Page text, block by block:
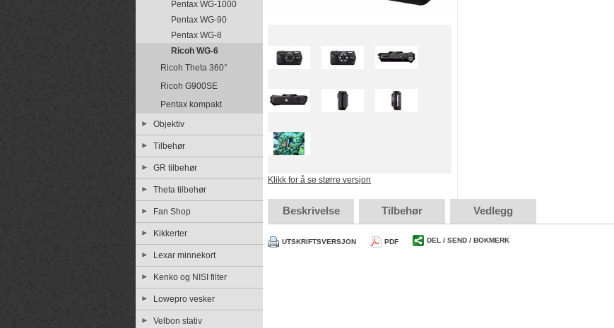
Pentax WG-1000
Pentax WG-90
Pentax WG-8
Ricoh WG-6
Ricoh Theta 360°
Ricoh G900SE
Pentax kompakt
Objektiv
Tilbehør
GR tilbehør
Theta tilbehør
Fan Shop
Kikkerter
Lexar minnekort
Kenko og NISI filter
Lowepro vesker
Velbon stativ
Klikk for å se større versjon
Beskrivelse Tilbehør Vedlegg
UTSKRIFTSVERSJON PDF DEL / SEND / BOKMERK